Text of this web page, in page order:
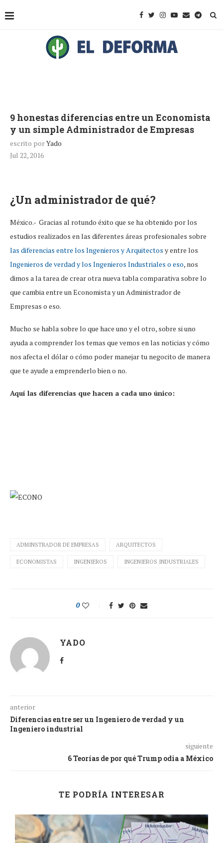
9 honestas diferencias entre un Economista
y un simple Administrador de Empresas
escrito porYado
Jul 22, 2016
¿Un administrador de qué?
México.- Gracias al rotundo éxito que se ha obtenido por los
estudios realizados en las diferentes áreas profesionales sobre
las diferencias entre los Ingenieros y Arquitectos y entre los
Ingenieros de verdad y los Ingenieros Industriales o eso, nos
dimos a la tarea de crear otra nueva tabla comparativa sobre lo
que cambia entre un Economista y un Administrador de
Empresas o eso.
Mucho se habla sobre lo que hace uno y el otro, sobre si uno
ayuda a comprender los temas que vemos en las noticias y cómo
nos afecta el dólar o cómo poder manejar tu negocito de manera
que te ayude a emprenderlo bien o no.
Aquí las diferencias que hacen a cada uno único:
ADMINSTRADOR DE EMPRESAS ARQUITECTOS
ECONOMISTAS INGENIEROS INGENIEROS INDUSTRIALES
0
YADO
anterior
Diferencias entre ser un Ingeniero de verdad y un
Ingeniero industrial
siguiente
6 Teorías de por qué Trump odia a México
TE PODRÍA INTERESAR